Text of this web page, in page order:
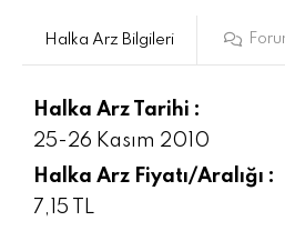
Halka Arz Bilgileri
Halka Arz Tarihi :
25-26 Kasım 2010
Halka Arz Fiyatı/Aralığı :
7,15 TL